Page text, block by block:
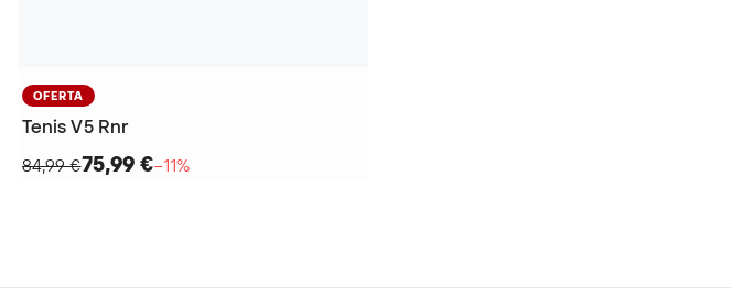
OFERTA
Tenis V5 Rnr
84,99 €75,99 €−11%